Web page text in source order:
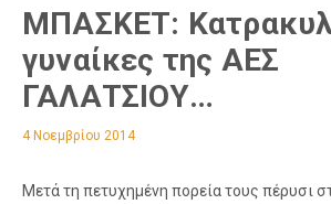
ΜΠΑΣΚΕΤ:
γυναίκες της ΑΕΣ
ΓΑΛΑΤΣΙΟΥ…
4 Νοεμβρίου 2014
Μετά τη πετυχημένη πορεία τους πέρυσι